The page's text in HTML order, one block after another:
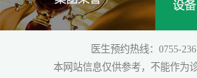
医生预约热线：0755-
本网站信息仅供参考，不能作为